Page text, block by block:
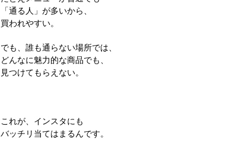
「通る人」が多いから、
買われやすい。
でも、誰も通らない場所では、
どんなに魅力的な商品でも、
見つけてもらえない。
これが、インスタにも
バッチリ当てはまるんです。